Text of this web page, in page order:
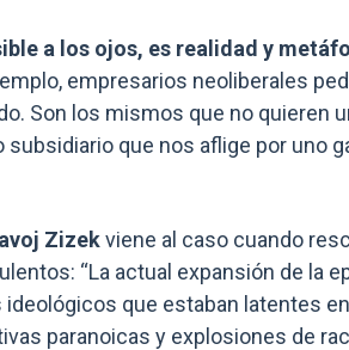
a los ojos, es realidad y
empresarios neoliberales
Son los mismos que no quieren
subsidiario que nos aflige por uno
Zizekviene al caso cuando
“La actual expansión de la
que estaban latentes
paranoicas y explosiones de